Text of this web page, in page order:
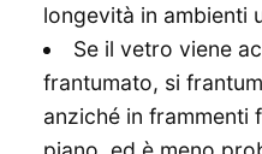
longevità in ambienti
Se il vetro viene
frantumato, si
anziché in frammenti